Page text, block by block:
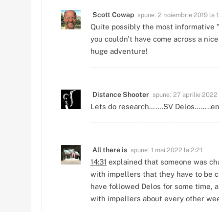
Scott Cowap spune: 2 noiembrie 2019 la
Quite possibly the most informative
you couldn't have come across a
huge adventure!
Distance Shooter spune: 27 aprilie 2022
Lets do research…….SV
All there is spune: 1 mai 2022 la 2:21
14:31 explained that someone was
with impellers that they have to be
have followed Delos for some time,
with impellers about every other